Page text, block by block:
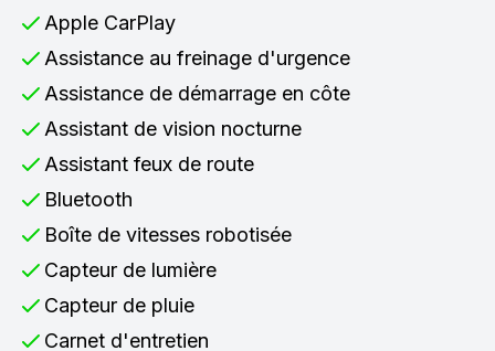
Apple CarPlay
Assistance au freinage d'urgence
Assistance de démarrage en côte
Assistant de vision nocturne
Assistant feux de route
Bluetooth
Boîte de vitesses robotisée
Capteur de lumière
Capteur de pluie
Carnet d'entretien